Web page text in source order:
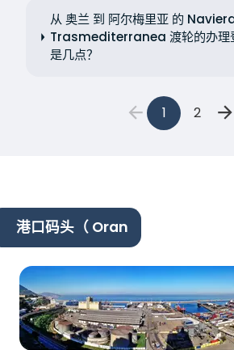
从 奥兰 到 阿尔梅里亚 的
Trasmediterranea 渡轮的办理
是几点？
1 2
港口码头（ Oran